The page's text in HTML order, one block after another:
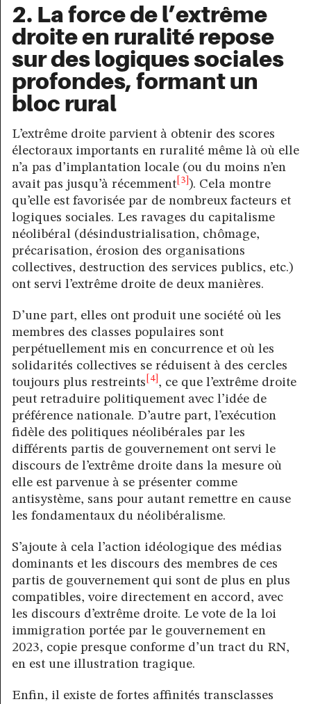
2. La force de l’extrême
droite en ruralité repose
sur des logiques sociales
profondes, formant un
bloc rural
L’extrême droite parvient à obtenir des scores
électoraux importants en ruralité même là où elle
n’a pas d’implantation locale (ou du moins n’en
avait pas jusqu’à récemment [3] ). Cela montre
qu’elle est favorisée par de nombreux facteurs et
logiques sociales. Les ravages du capitalisme
néolibéral (désindustrialisation, chômage,
précarisation, érosion des organisations
collectives, destruction des services publics, etc.)
ont servi l’extrême droite de deux manières.
D’une part, elles ont produit une société où les
membres des classes populaires sont
perpétuellement mis en concurrence et où les
solidarités collectives se réduisent à des cercles
toujours plus restreints [4] , ce que l’extrême droite
peut retraduire politiquement avec l’idée de
préférence nationale. D’autre part, l’exécution
fidèle des politiques néolibérales par les
différents partis de gouvernement ont servi le
discours de l’extrême droite dans la mesure où
elle est parvenue à se présenter comme
antisystème, sans pour autant remettre en cause
les fondamentaux du néolibéralisme.
S’ajoute à cela l’action idéologique des médias
dominants et les discours des membres de ces
partis de gouvernement qui sont de plus en plus
compatibles, voire directement en accord, avec
les discours d’extrême droite. Le vote de la loi
immigration portée par le gouvernement en
2023, copie presque conforme d’un tract du RN,
en est une illustration tragique.
Enfin, il existe de fortes affinités transclasses